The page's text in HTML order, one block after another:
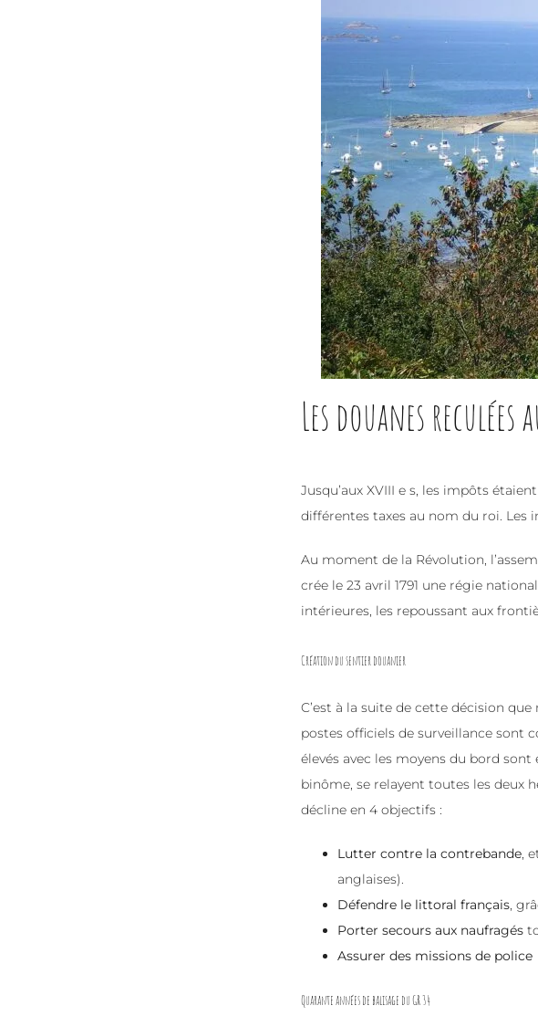
Les douanes
Jusqu’aux XVIII e s, les impôts
différentes taxes au nom du roi.
Au moment de la Révolution,
crée le 23 avril 1791 une régie
intérieures, les repoussant aux
Création du sentier douanier
C’est à la suite de cette décision
postes officiels de surveillance sont
élevés avec les moyens du bord sont
binôme, se relayent toutes les deux
décline en 4 objectifs :
Lutter contre la contrebande,
anglaises).
Défendre le littoral français,
Porter secours aux naufragés
Assurer des missions de police
Quarante années de balisage du GR 34